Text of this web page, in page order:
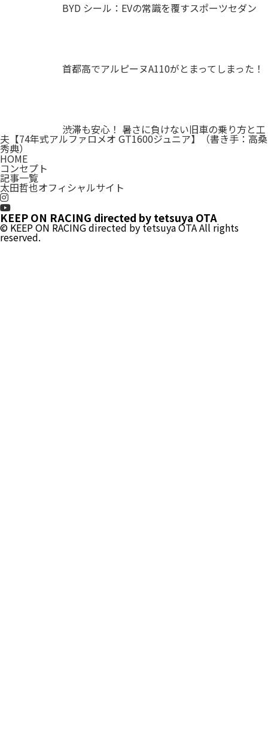
BYD シール：EVの常識を覆すスポーツセダン
首都高でアルピーヌA110がとまってしまった！
渋滞も安心！ 暑さに負けない旧車の乗り方と工
夫【74年式アルファロメオ GT1600ジュニア】（書き手：高桑
秀典）
HOME
コンセプト
記事一覧
太田哲也オフィシャルサイト
KEEP ON RACING directed by tetsuya OTA
© KEEP ON RACING directed by tetsuya OTA All rights
reserved.